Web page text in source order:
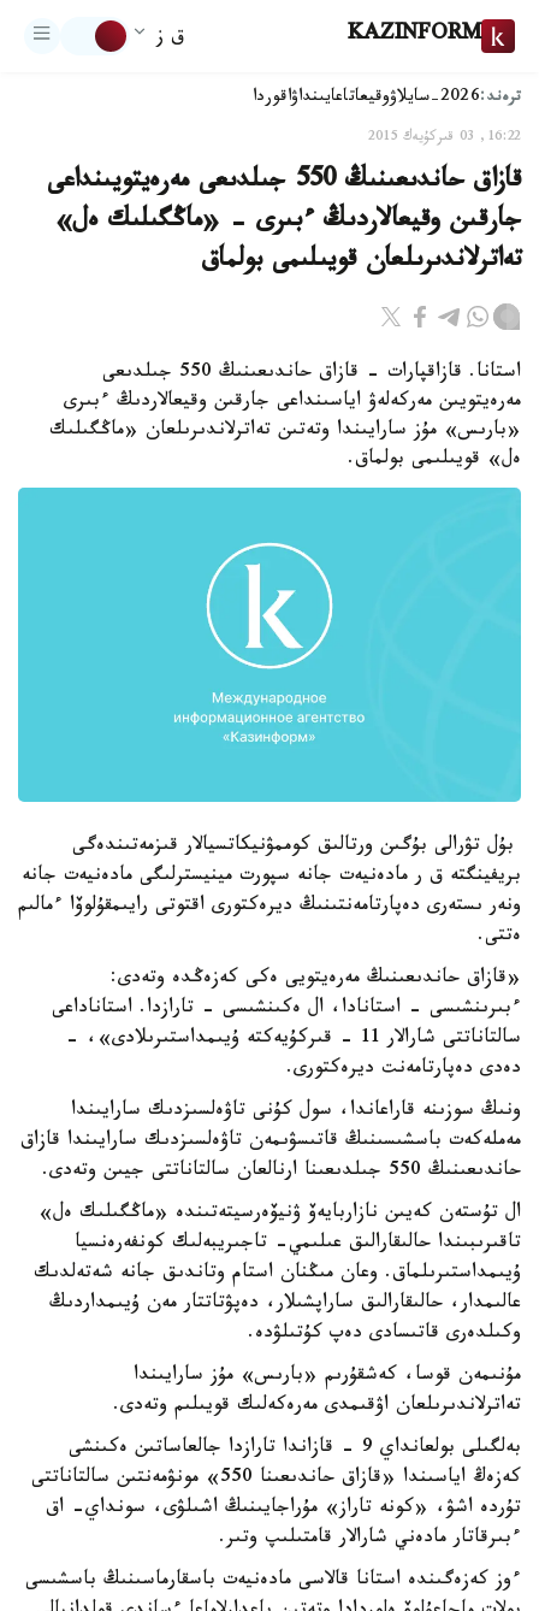
KAZINFORM ق ز
ترەند:2026-سايلاۋ وقيعاتاعايىنداۋاقوردا
16:22, 03 قىركۇيەك 2015
قازاق حاندىعىنىڭ 550 جىلدىعى مەرەيتويىنداعى
جارقىن وقيعالاردىڭ ءبىرى - «ماڭگىلىك ەل»
تەاترلاندىرىلعان قويىلىمى بولماق
استانا. قازاقپارات - قازاق حاندىعىنىڭ 550 جىلدىعى
مەرەيتويىن مەركەلەۋ اياسىنداعى جارقىن وقيعالاردىڭ ءبىرى
«بارىس» مۇز سارايىندا وتەتىن تەاترلاندىرىلعان «ماڭگىلىك
ەل» قويىلىمى بولماق.
بۇل تۋرالى بۇگىن ورتالىق كوممۋنيكاتسيالار قىزمەتىندەگى
بريفينگتە ق ر مادەنيەت جانە سپورت مينيسترلىگى مادەنيەت جانە
ونەر ىستەرى دەپارتامەنتىنىڭ ديرەكتورى اقتوتى رايىمقۇلوۆا ءمالىم
ەتتى.
«قازاق حاندىعىنىڭ مەرەيتويى ەكى كەزەڭدە وتەدى:
ءبىرىنشىسى - استانادا، ال ەكىنشىسى - تارازدا. استاناداعى
سالتاناتتى شارالار 11 - قىركۇيەكتە ۇيىمداستىرىلادى»، -
دەدى دەپارتامەنت ديرەكتورى.
ونىڭ سوزىنە قاراعاندا، سول كۇنى تاۋەلسىزدىك سارايىندا
مەملەكەت باسشىسىنىڭ قاتىسۋىمەن تاۋەلسىزدىك سارايىندا قازاق
حاندىعىنىڭ 550 جىلدىعىنا ارنالعان سالتاناتتى جيىن وتەدى.
ال تۇستەن كەيىن نازاربايەۆ ۋنيۆەرسيتەتىندە «ماڭگىلىك ەل»
تاقىرىبىندا حالىقارالىق عىلىمي- تاجىريبەلىك كونفەرەنسيا
ۇيىمداستىرىلماق. وعان مىڭنان استام وتاندىق جانە شەتەلدىك
عالىمدار، حالىقارالىق ساراپشىلار، دەپۋتاتتار مەن ۇيىمداردىڭ
وكىلدەرى قاتىسادى دەپ كۇتىلۋدە.
مۇنىمەن قوسا، كەشقۇرىم «بارىس» مۇز سارايىندا
تەاترلاندىرىلعان اۋقىمدى مەرەكەلىك قويىلىم وتەدى.
بەلگىلى بولعانداي 9 - قازاندا تارازدا جالعاساتىن ەكىنشى
كەزەڭ اياسىندا «قازاق حاندىعىنا 550» مونۋمەنتىن سالتاناتتى
تۇردە اشۋ، «كونە تاراز» مۇراجايىنىڭ اشىلۋى، سونداي- اق
ءبىرقاتار مادەني شارالار قامتىلىپ وتىر.
ءوز كەزەگىندە استانا قالاسى مادەنيەت باسقارماسىنىڭ باسشىسى